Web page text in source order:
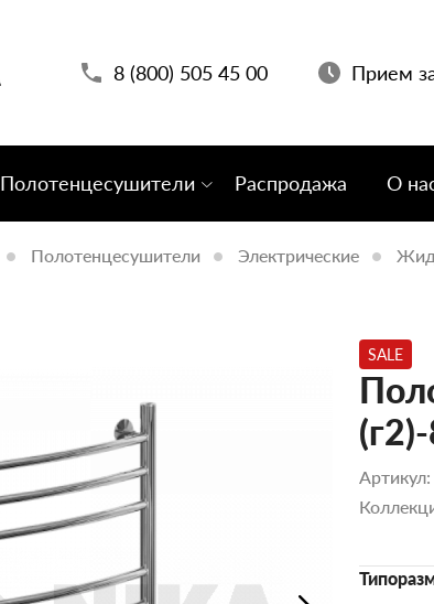
8 (800) 505 45 00 Прием
Полотенцесушители Распродажа О
Полотенцесушители Электрические
SALE